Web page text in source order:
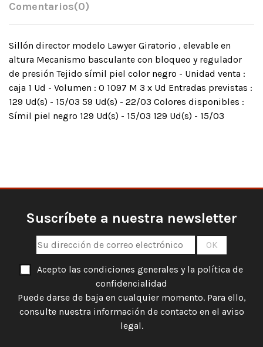
Comentarios(0)
Sillón director modelo Lawyer Giratorio , elevable en
altura Mecanismo basculante con bloqueo y regulador
de presión Tejido símil piel color negro - Unidad venta :
caja 1 Ud - Volumen : 0 1097 M 3 x Ud Entradas previstas :
129 Ud(s) - 15/03 59 Ud(s) - 22/03 Colores disponibles :
Símil piel negro 129 Ud(s) - 15/03 129 Ud(s) - 15/03
Suscríbete a nuestra newsletter
Acepto las condiciones generales y la política de
confidencialidad
Puede darse de baja en cualquier momento. Para ello,
consulte nuestra información de contacto en el aviso
legal.